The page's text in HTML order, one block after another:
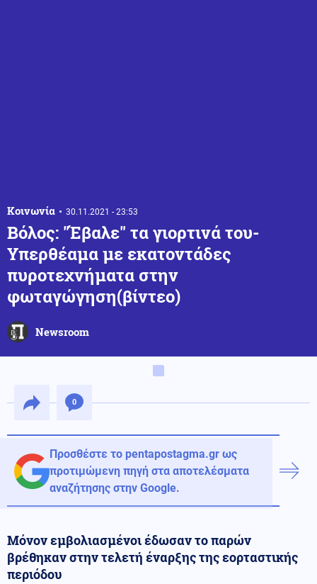
Κοινωνία 30.11.2021 - 23:53
Βόλος: "Έβαλε" τα γιορτινά του-
Υπερθέαμα με εκατοντάδες
πυροτεχνήματα στην
φωταγώγηση(βίντεο)
Newsroom
0
Προσθέστε το pentapostagma.gr ως
προτιμώμενη πηγή στα αποτελέσματα
αναζήτησης στην Google.
Μόνον εμβολιασμένοι έδωσαν το παρών
βρέθηκαν στην τελετή έναρξης της εορταστικής
περιόδου